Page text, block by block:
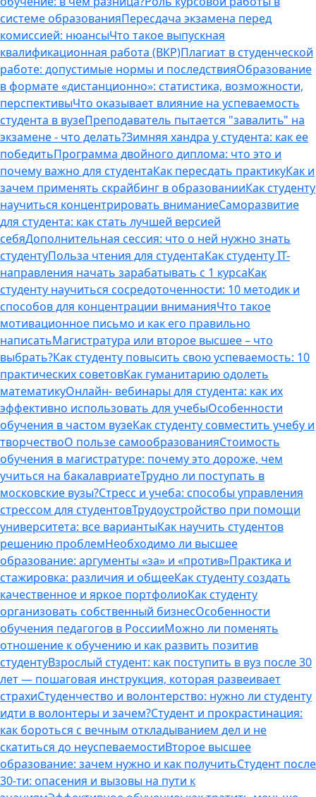
системе образованияПересдача экзамена перед
комиссией: нюансыЧто такое выпускная
квалификационная работа (ВКР)Плагиат в студенческой
работе: допустимые нормы и последствияОбразование
в формате «дистанционно»: статистика, возможности,
перспективыЧто оказывает влияние на успеваемость
студента в вузеПреподаватель пытается "завалить" на
экзамене - что делать?Зимняя хандра у студента: как ее
победитьПрограмма двойного диплома: что это и
почему важно для студентаКак пересдать практикуКак и
зачем применять скрайбинг в образованииКак студенту
научиться концентрировать вниманиеСаморазвитие
для студента: как стать лучшей версией
себяДополнительная сессия: что о ней нужно знать
студентуПольза чтения для студентаКак студенту IT-
направления начать зарабатывать с 1 курсаКак
студенту научиться сосредоточенности: 10 методик и
способов для концентрации вниманияЧто такое
мотивационное письмо и как его правильно
написатьМагистратура или второе высшее – что
выбрать?Как студенту повысить свою успеваемость: 10
практических советовКак гуманитарию одолеть
математикуОнлайн- вебинары для студента: как их
эффективно использовать для учебыОсобенности
обучения в частом вузеКак студенту совместить учебу и
творчествоО пользе самообразованияСтоимость
обучения в магистратуре: почему это дороже, чем
учиться на бакалавриатеТрудно ли поступать в
московские вузы?Стресс и учеба: способы управления
стрессом для студентовТрудоустройство при помощи
университета: все вариантыКак научить студентов
решению проблемНеобходимо ли высшее
образование: аргументы «за» и «против»Практика и
стажировка: различия и общееКак студенту создать
качественное и яркое портфолиоКак студенту
организовать собственный бизнесОсобенности
обучения педагогов в РоссииМожно ли поменять
отношение к обучению и как развить позитив
студентуВзрослый студент: как поступить в вуз после 30
лет — пошаговая инструкция, которая развеивает
страхиСтуденчество и волонтерство: нужно ли cтуденту
идти в волонтеры и зачем?Студент и прокрастинация:
как бороться с вечным откладыванием дел и не
скатиться до неуспеваемостиВторое высшее
образование: зачем нужно и как получитьСтудент после
30-ти: опасения и вызовы на пути к